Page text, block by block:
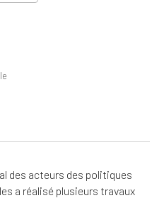
des acteurs des politiques
a réalisé plusieurs travaux